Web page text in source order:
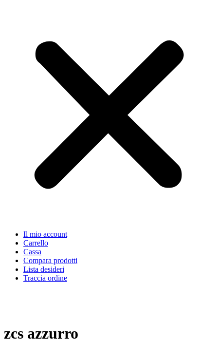
Il mio account
Carrello
Cassa
Compara prodotti
Lista desideri
Traccia ordine
zcs azzurro